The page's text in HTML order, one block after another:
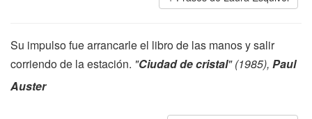
Su impulso fue arrancarle el libro de las manos y salir
corriendo de la estación. "Ciudad de cristal" (1985), Paul
Auster